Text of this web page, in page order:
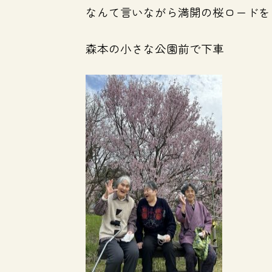
なんて言いながら満開の桜ロード
森本の小さな公園前で下車